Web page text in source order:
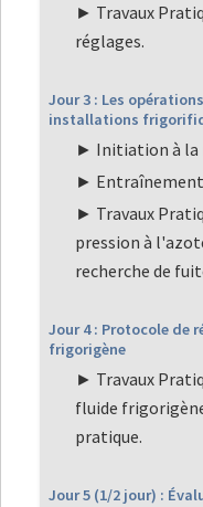
Travaux
réglages.
Jour 3 : Les
installations
Initiation à la
Entraînement
Travaux
pression à
recherche de
Jour 4 : Protocole de
frigorigène
Travaux
fluide
pratique.
Jour 5 (1/2 jour) :